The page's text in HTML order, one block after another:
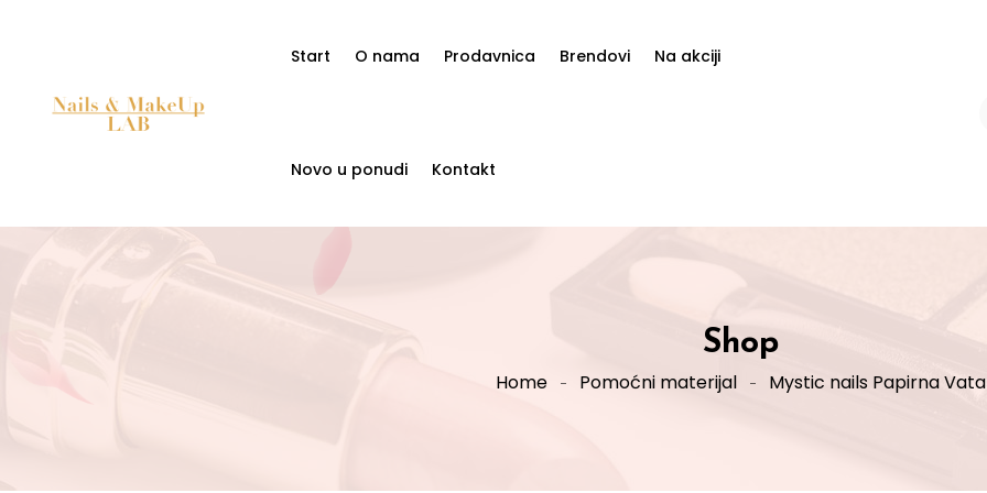
Start O nama Prodavnica Brendovi Na akciji
Novo u ponudi Kontakt
Shop
Home Pomoćni materijal Mystic nails Papirna Vata